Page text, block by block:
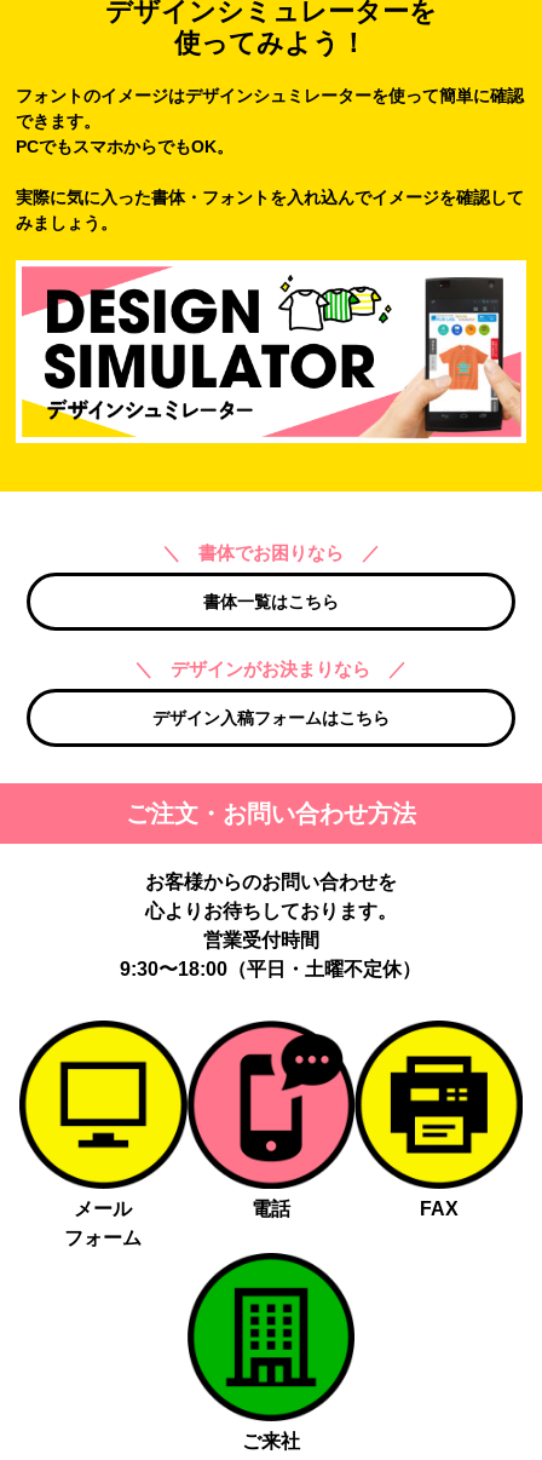
デザインシミュレーターを
使ってみよう！
フォントのイメージはデザインシュミレーターを使って簡単に確認
できます。
PCでもスマホからでもOK。
実際に気に入った書体・フォントを入れ込んでイメージを確認して
みましょう。
＼ 書体でお困りなら ／
書体一覧はこちら
＼ デザインがお決まりなら ／
デザイン入稿フォームはこちら
ご注文・お問い合わせ方法
お客様からのお問い合わせを
心よりお待ちしております。
営業受付時間
9:30〜18:00（平日・土曜不定休）
メール
フォーム
電話 FAX
ご来社